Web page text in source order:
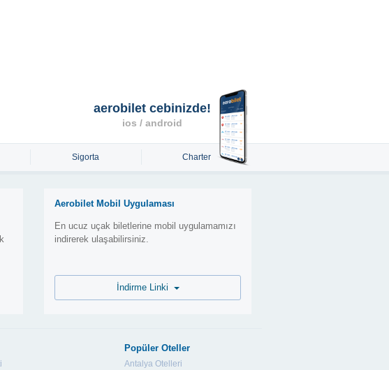
Sigorta Charter
aerobilet cebinizde!
ios / android
Aerobilet Mobil Uygulaması
En ucuz uçak biletlerine mobil uygulamamızı
indirerek ulaşabilirsiniz.
Popüler Oteller
Antalya Otelleri